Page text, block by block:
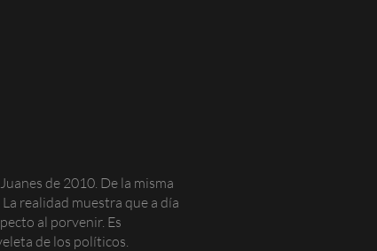
de 2010. De la misma
realidad muestra que a día
al porvenir. Es
de los políticos.